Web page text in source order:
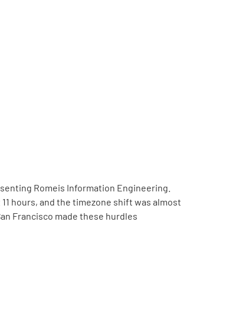
Romeis Information Engineering.
hours, and the timezone shift was almost
Francisco made these hurdles